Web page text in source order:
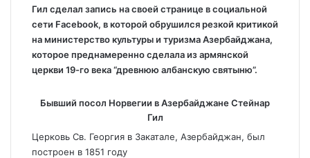
Гил сделал запись на своей странице в социальной
сети Facebook, в которой обрушился резкой критикой
на министерство культуры и туризма Азербайджана,
которое преднамеренно сделала из армянской
церкви 19-го века “древнюю албанскую святыню”.
Бывший посол Норвегии в Азербайджане Стейнар
Гил
Церковь Св. Георгия в Закатале, Азербайджан, был
построен в 1851 году